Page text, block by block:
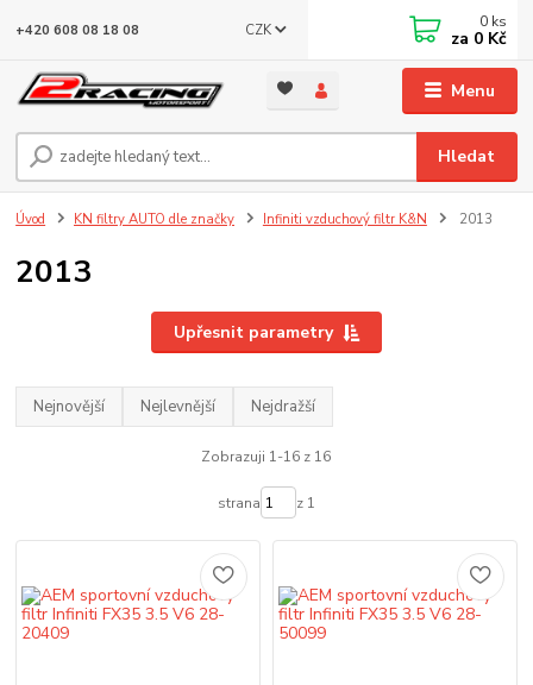
Menu
CZK
Hledat
+420 608 08 18 08 0 ks
za 0 Kč
Úvod KN filtry AUTO dle značky Infiniti vzduchový filtr K&N 2013
2013
Upřesnit parametry
Nejnovější Nejlevnější Nejdražší
Zobrazuji 1-16 z 16
strana z 1